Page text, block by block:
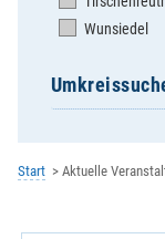
Haibach, St.
Wunsiedel
Start Aktuelle